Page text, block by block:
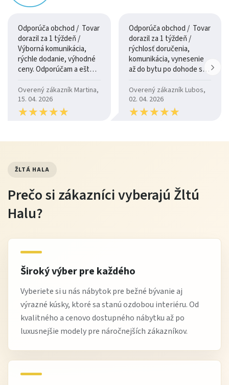
Údržba
pravidelné vysávanie alebo utieranie handričkou
pri znečistení použiť jemný čistiaci prostriedok vhodný
na látku
vyhýbať sa agresívnym chemikáliám a priamemu slnku
Tip od Žltej Haly
pohodlne podoprieť nohy. Výber farby prispôsobte
ostatnému čalúneniu a dekoráciám v miestnosti pre
Výhody nákupu na Žltej Hale
komfortné a stabilné kreslo vhodné do obývacej izby aj
pracovne
nadčasový a moderný dizajn
vysoká kvalita poťahu a konštrukcie
ľahká údržba a odolnosť voči každodennému
Odporúča obchod / Tovar
dorazil za 1 týždeň /
Výborná komunikácia,
rýchle dodanie, výhodné
ceny. Odporúčam a ešte
Overený zákazník Martina,
15. 04. 2026
★★★★★
★★★★★
Odporúča obchod / Tovar
dorazil za 1 týždeň /
rýchlosť doručenia,
komunikácia, vynesenie
až do bytu po dohode so
Overený zákazník Lubos,
02. 04. 2026
★★★★★
★★★★★
ŽLTÁ HALA
Prečo si zákazníci vyberajú Žltú
Halu?
Široký výber pre každého
Vyberiete si u nás nábytok pre bežné bývanie aj
výrazné kúsky, ktoré sa stanú ozdobou interiéru. Od
kvalitného a cenovo dostupného nábytku až po
luxusnejšie modely pre náročnejších zákazníkov.